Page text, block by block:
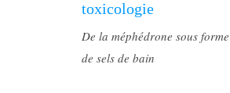
De la méphédrone sous forme
de sels de bain